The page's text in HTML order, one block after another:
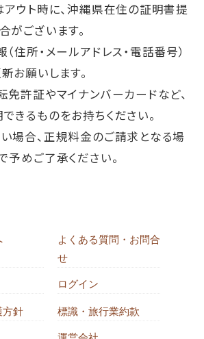
アウト時に、沖縄県在住の証明書提
がございます。
住所・メールアドレス・電話番号）
お願いします。
免許証やマイナンバーカードなど、
きるものをお持ちください。
場合、正規料金のご請求となる場
予めご了承ください。
よくある質問・お問合
せ
ログイン
方針 標識・旅行業約款